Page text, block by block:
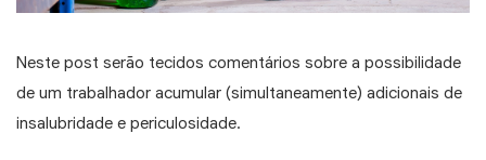
Neste post serão tecidos comentários sobre a possibilidade
de um trabalhador acumular (simultaneamente) adicionais de
insalubridade e periculosidade.